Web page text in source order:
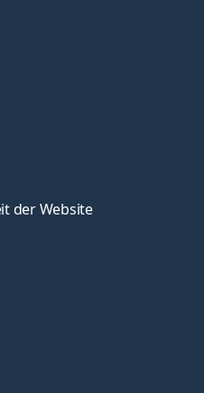
der Website